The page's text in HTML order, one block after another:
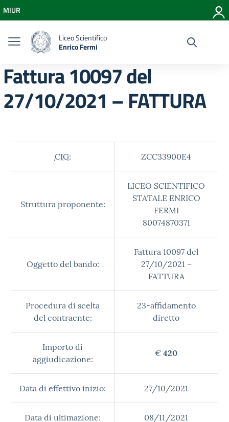
Vai al menu di navigazione
Vai al footer
MIUR
Liceo Scientifico
Enrico Fermi
Fattura 10097 del
27/10/2021 – FATTURA
CIG: ZCC33900E4
Struttura proponente:
LICEO SCIENTIFICO
STATALE ENRICO
FERMI
80074870371
Oggetto del bando:
Fattura 10097 del
27/10/2021 –
FATTURA
Procedura di scelta
del contraente:
23-affidamento
diretto
Importo di
aggiudicazione:
€ 420
Data di effettivo inizio: 27/10/2021
Data di ultimazione: 08/11/2021